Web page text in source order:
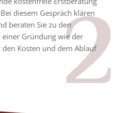
diesem Gespräch klären
beraten Sie zu den
Gründung wie der
Kosten und dem Ablauf